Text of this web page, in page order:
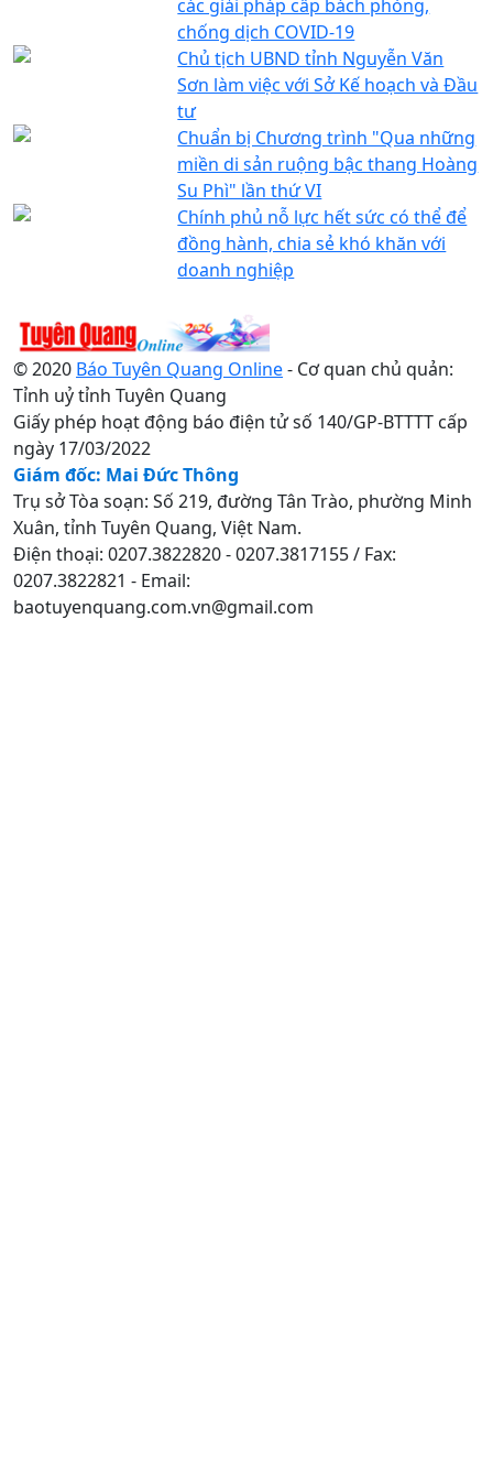
các giải pháp cấp bách phòng,
chống dịch COVID-19
Chủ tịch UBND tỉnh Nguyễn Văn
Sơn làm việc với Sở Kế hoạch và Đầu
tư
Chuẩn bị Chương trình "Qua những
miền di sản ruộng bậc thang Hoàng
Su Phì" lần thứ VI
Chính phủ nỗ lực hết sức có thể để
đồng hành, chia sẻ khó khăn với
doanh nghiệp
© 2020 Báo Tuyên Quang Online- Cơ quan chủ quản:
Tỉnh uỷ tỉnh Tuyên Quang
Giấy phép hoạt động báo điện tử số 140/GP-BTTTT cấp
ngày 17/03/2022
Giám đốc: Mai Đức Thông
Trụ sở Tòa soạn: Số 219, đường Tân Trào, phường Minh
Xuân, tỉnh Tuyên Quang, Việt Nam.
Điện thoại: 0207.3822820 - 0207.3817155 / Fax:
0207.3822821 - Email:
baotuyenquang.com.vn@gmail.com